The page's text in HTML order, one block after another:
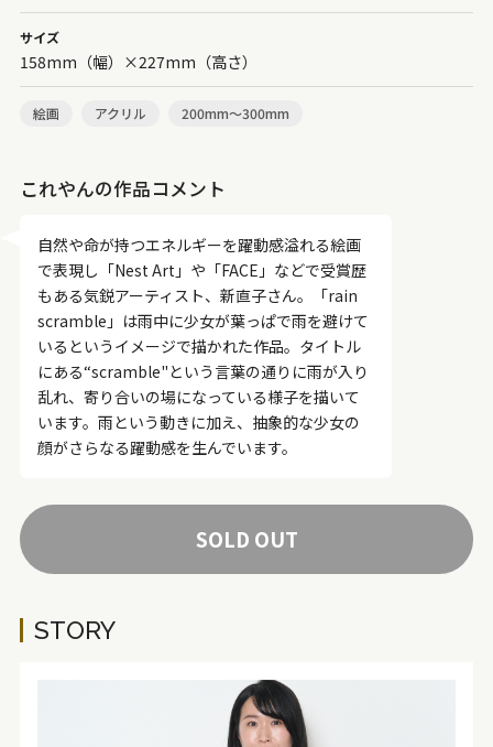
サイズ
158mm（幅）×227mm（高さ）
絵画 アクリル 200mm～300mm
これやんの作品コメント
自然や命が持つエネルギーを躍動感溢れる絵画
で表現し「Nest Art」や「FACE」などで受賞歴
もある気鋭アーティスト、新直子さん。「rain
scramble」は雨中に少女が葉っぱで雨を避けて
いるというイメージで描かれた作品。タイトル
にある“scramble"という言葉の通りに雨が入り
乱れ、寄り合いの場になっている様子を描いて
います。雨という動きに加え、抽象的な少女の
顔がさらなる躍動感を生んでいます。
SOLD OUT
STORY